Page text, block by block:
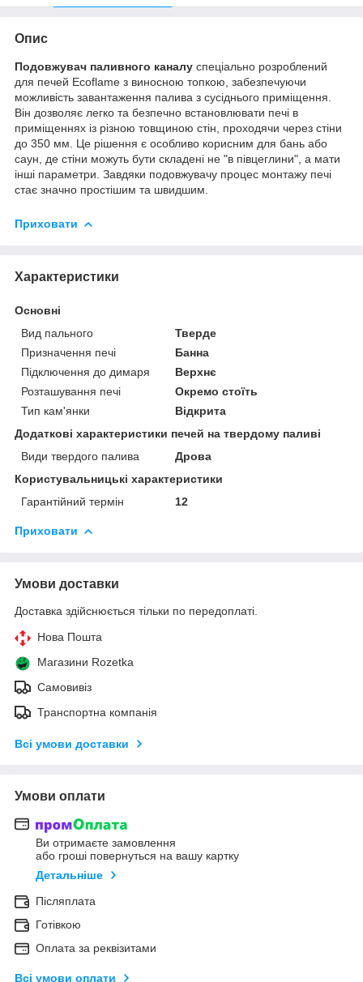
Опис
Подовжувач паливного каналу спеціально розроблений
для печей Ecoflame з виносною топкою, забезпечуючи
можливість завантаження палива з сусіднього приміщення.
Він дозволяє легко та безпечно встановлювати печі в
приміщеннях із різною товщиною стін, проходячи через стіни
до 350 мм. Це рішення є особливо корисним для бань або
саун, де стіни можуть бути складені не "в півцеглини", а мати
інші параметри. Завдяки подовжувачу процес монтажу печі
стає значно простішим та швидшим.
Приховати
Характеристики
Основні
Вид пального
Тверде
Призначення печі
Банна
Підключення до димаря
Верхнє
Розташування печі
Окремо стоїть
Тип кам'янки
Відкрита
Додаткові характеристики печей на твердому паливі
Види твердого палива
Дрова
Користувальницькі характеристики
Гарантійний термін
12
Приховати
Умови доставки
Доставка здійснюється тільки по передоплаті.
Нова Пошта
Магазини Rozetka
Самовивіз
Транспортна компанія
Всі умови доставки
Умови оплати
Ви отримаєте замовлення
або гроші повернуться на вашу картку
Детальніше
Післяплата
Готівкою
Оплата за реквізитами
Всі умови оплати